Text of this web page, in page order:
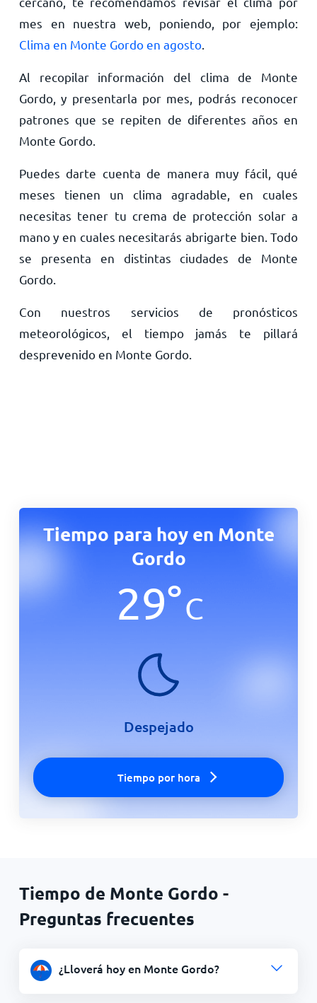
mes en nuestra web, poniendo, por ejemplo:
Clima en Monte Gordo en agosto.
Al recopilar información del clima de Monte
Gordo, y presentarla por mes, podrás reconocer
patrones que se repiten de diferentes años en
Monte Gordo.
Puedes darte cuenta de manera muy fácil, qué
meses tienen un clima agradable, en cuales
necesitas tener tu crema de protección solar a
mano y en cuales necesitarás abrigarte bien. Todo
se presenta en distintas ciudades de Monte
Gordo.
Con nuestros servicios de pronósticos
meteorológicos, el tiempo jamás te pillará
desprevenido en Monte Gordo.
Tiempo para hoy en Monte
Gordo
29°C
Despejado
Tiempo por hora
Tiempo de Monte Gordo -
Preguntas frecuentes
¿Lloverá hoy en Monte Gordo?